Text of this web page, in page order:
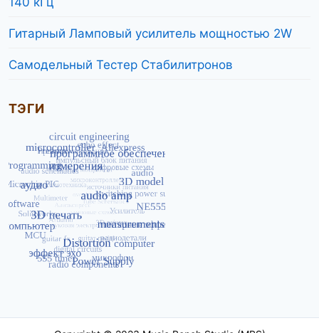
Гитарный Ламповый усилитель мощностью 2W
Самодельный Тестер Стабилитронов
ТЭГИ